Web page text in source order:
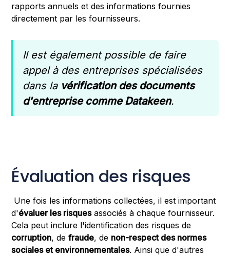
rapports annuels et des informations fournies
directement par les fournisseurs.
Il est également possible de faire
appel à des entreprises spécialisées
dans la vérification des documents
d'entreprise comme Datakeen.
Évaluation des risques
Une fois les informations collectées, il est important
d'évaluer les risquesassociés à chaque fournisseur.
Cela peut inclure l'identification des risques de
corruption, defraude, de non-respect des normes
sociales et environnementales. Ainsi que d'autres